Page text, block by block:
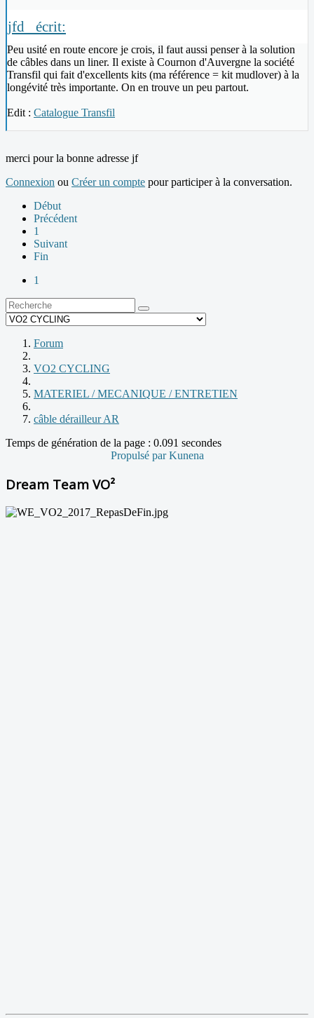
jfd_ écrit:
Peu usité en route encore je crois, il faut aussi penser à la solution
de câbles dans un liner. Il existe à Cournon d'Auvergne la société
Transfil qui fait d'excellents kits (ma référence = kit mudlover) à la
longévité très importante. On en trouve un peu partout.
Edit : Catalogue Transfil
merci pour la bonne adresse jf
Connexion ou Créer un compte pour participer à la conversation.
Début
Précédent
1
Suivant
Fin
1
Forum
VO2 CYCLING
MATERIEL / MECANIQUE / ENTRETIEN
câble dérailleur AR
Temps de génération de la page : 0.091 secondes
Propulsé parKunena
Dream Team VO²